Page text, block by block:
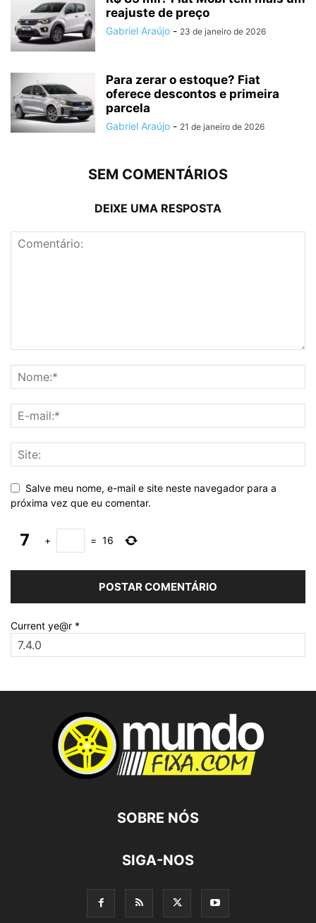
reajuste de preço
Gabriel Araújo - 23 de janeiro de 2026
Para zerar o estoque? Fiat
oferece descontos e primeira
parcela
Gabriel Araújo - 21 de janeiro de 2026
SEM COMENTÁRIOS
DEIXE UMA RESPOSTA
Salve meu nome, e-mail e site neste navegador para a
próxima vez que eu comentar.
+ = 16
Current ye@r *
SOBRE NÓS
SIGA-NOS